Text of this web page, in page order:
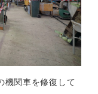
機関車を修復して